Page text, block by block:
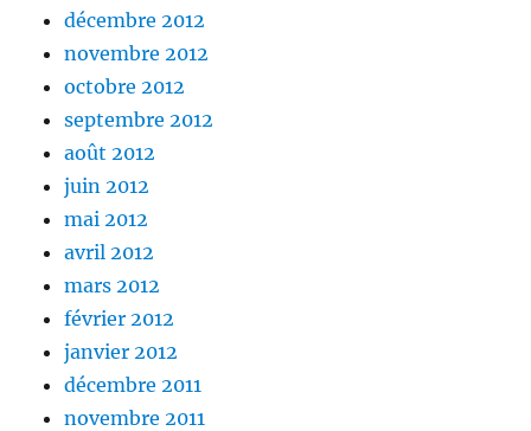
décembre 2012
novembre 2012
octobre 2012
septembre 2012
août 2012
juin 2012
mai 2012
avril 2012
mars 2012
février 2012
janvier 2012
décembre 2011
novembre 2011